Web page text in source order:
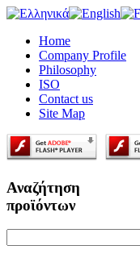
Home
Company Profile
Philosophy
ISO
Contact us
Site Map
Αναζήτηση
προϊόντων